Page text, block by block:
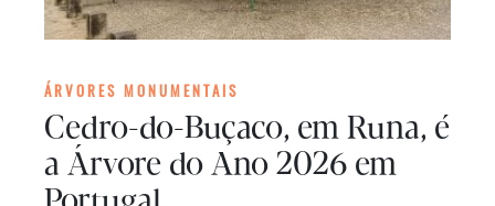
ÁRVORES MONUMENTAIS
Cedro-do-Buçaco, em Runa, é
a Árvore do Ano 2026 em